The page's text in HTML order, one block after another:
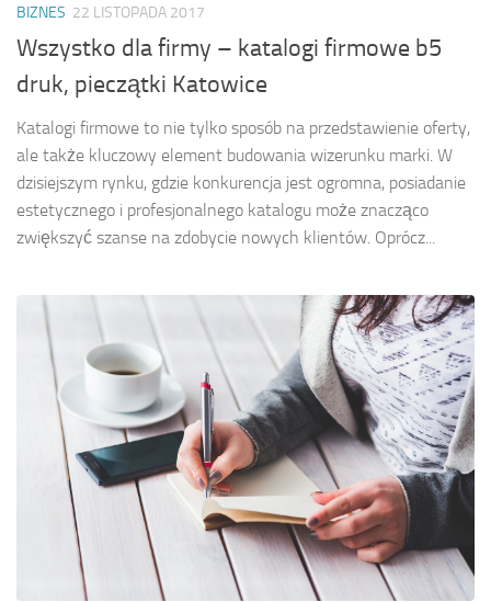
BIZNES 22 LISTOPADA 2017
Wszystko dla firmy – katalogi firmowe b5
druk, pieczątki Katowice
Katalogi firmowe to nie tylko sposób na przedstawienie oferty,
ale także kluczowy element budowania wizerunku marki. W
dzisiejszym rynku, gdzie konkurencja jest ogromna, posiadanie
estetycznego i profesjonalnego katalogu może znacząco
zwiększyć szanse na zdobycie nowych klientów. Oprócz...